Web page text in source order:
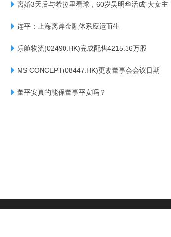
离婚3天后与希拉里看球，60岁吴明华活成“大女主”
连平：上海离岸金融体系应运而生
乐舱物流(02490.HK)完成配售4215.36万股
MS CONCEPT(08447.HK)更改董事会会议日期
董平安真的能保董事平安吗？